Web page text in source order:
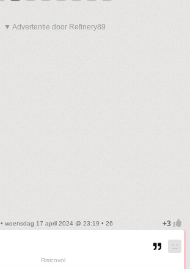
▼ Advertentie door Refinery89
• woensdag 17 april 2024 @ 23:19 • 26
Risicovol